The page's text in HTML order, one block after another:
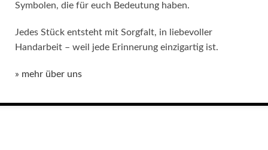
Symbolen, die für euch Bedeutung haben.
Jedes Stück entsteht mit Sorgfalt, in liebevoller
Handarbeit – weil jede Erinnerung einzigartig ist.
» mehr über uns